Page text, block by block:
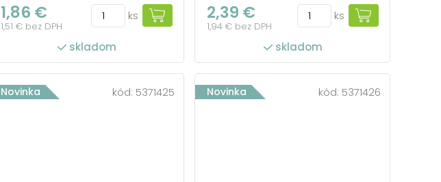
1,86 €
1,51 € bez DPH
ks
skladom
2,39 €
1,94 € bez DPH
ks
skladom
Novinka kód: 5371425 Novinka kód: 5371426